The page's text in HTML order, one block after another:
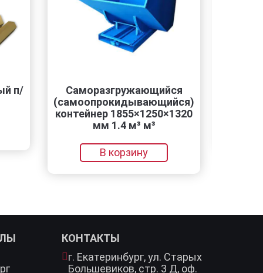
1855×1250×1320
Лист нерж.
AISI 430 (08Х17)
КОНТАКТЫ
г. Екатеринбург,ул. Старых
Большевиков, стр. 3 Д, оф.